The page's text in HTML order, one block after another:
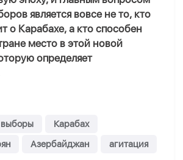
является вовсе не то, кто
о Карабахе, а кто способен
место в этой новой
определяет
выборы
Карабах
Азербайджан агитация